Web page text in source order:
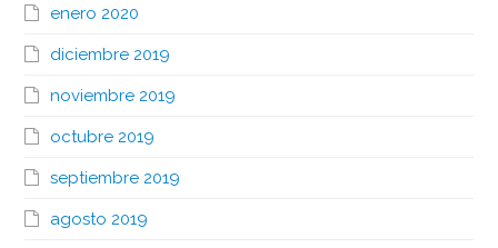
enero 2020
diciembre 2019
noviembre 2019
octubre 2019
septiembre 2019
agosto 2019